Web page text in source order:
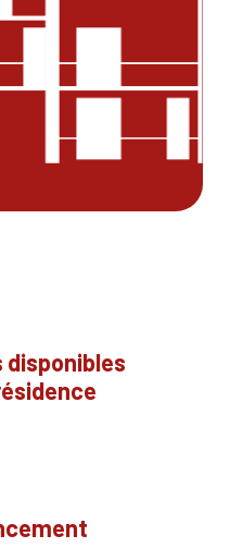
disponibles